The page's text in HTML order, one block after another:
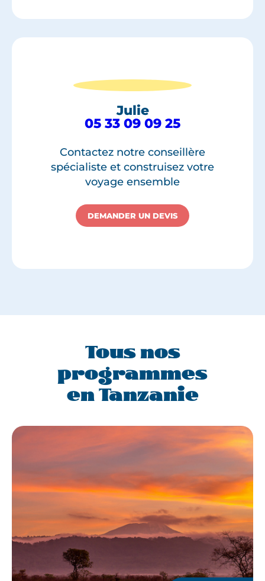
Julie
05 33 09 09 25
Contactez notre conseillère
spécialiste et construisez votre
voyage ensemble
DEMANDER UN DEVIS
Tous nos
programmes
en Tanzanie